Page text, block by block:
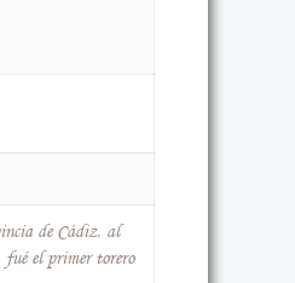
de Cádiz, al
fué el primer torero